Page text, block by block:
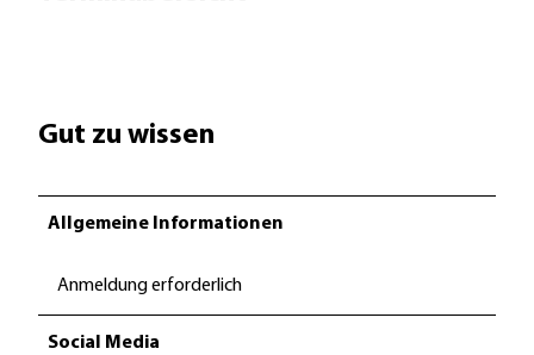
Gut zu wissen
Allgemeine Informationen
Anmeldung erforderlich
Social Media